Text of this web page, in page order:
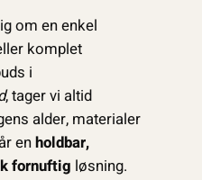
om en enkel
komplet
i
, tager vi altid
alder, materialer
enholdbar,
fornuftig løsning.